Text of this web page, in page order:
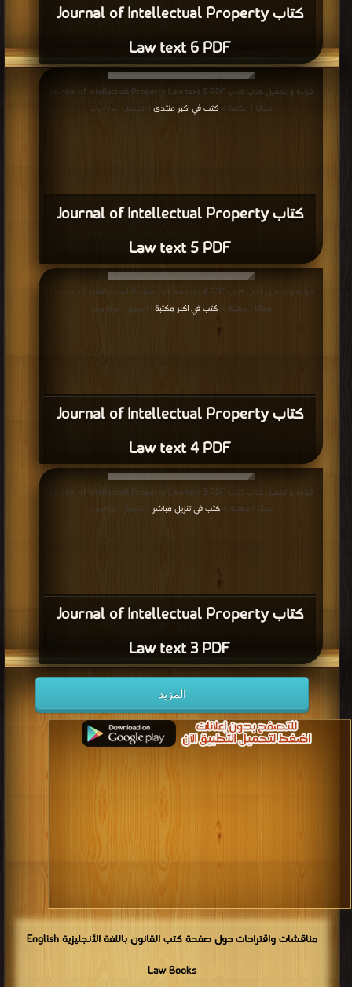
كتاب Journal of Intellectual Property
Law text 6 PDF
كتاب Journal of Intellectual Property
Law text 5 PDF
قراءة و تحميل كتاب كتاب Journal of Intellectual Property Law text 5 PDF
مجانا | مكتبة > كتب في اكبر منتدى | التحميل : مرة/مرات
كتاب Journal of Intellectual Property
Law text 4 PDF
قراءة و تحميل كتاب كتاب Journal of Intellectual Property Law text 4 PDF
مجانا | مكتبة >كتب في اكبر مكتبة | التحميل : مرة/مرات
كتاب Journal of Intellectual Property
Law text 3 PDF
قراءة و تحميل كتاب كتاب Journal of Intellectual Property Law text 3 PDF
مجانا | مكتبة >كتب في تنزيل مباشر | التحميل : مرة/مرات
المزيد
مناقشات واقتراحات حول صفحة كتب القانون باللغة الأنجليزية English
Law Books